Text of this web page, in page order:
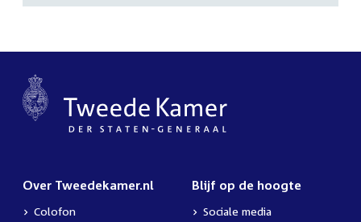
Over Tweedekamer.nl
Colofon
Blijf op de hoogte
Sociale media